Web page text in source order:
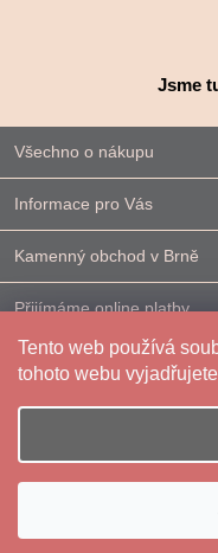
Tento web používá
tohoto webu
Jsme
Všechno o nákupu
Informace pro Vás
Kamenný obchod v Brně
Přijímáme online platby
Kontakt
Vytvořil